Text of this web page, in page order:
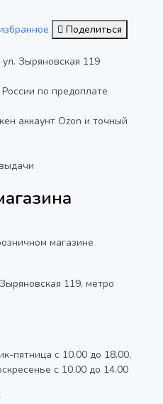
Поделиться
Зыряновская 119
по предоплате
аккаунт Ozon и точный
магазине
119, метро
пятница с 10.00 до 18.00,
с 10.00 до 14.00